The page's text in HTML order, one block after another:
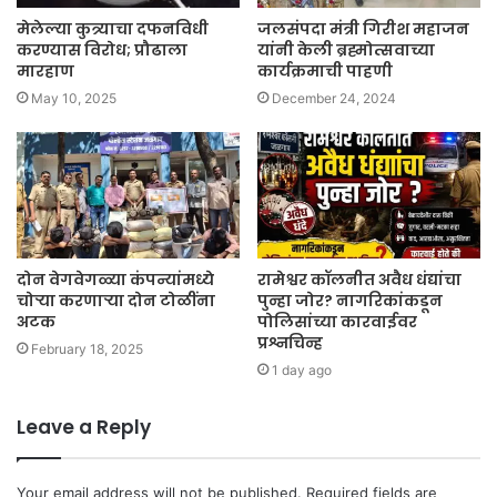
मेलेल्या कुत्र्याचा दफनविधी
करण्यास विरोध; प्रौढाला
मारहाण
May 10, 2025
जलसंपदा मंत्री गिरीश महाजन
यांनी केली ब्रह्मोत्सवाच्या
कार्यक्रमाची पाहणी
December 24, 2024
दोन वेगवेगळ्या कंपन्यांमध्ये
चोऱ्या करणाऱ्या दोन टोळींना
अटक
February 18, 2025
रामेश्वर कॉलनीत अवैध धंद्यांचा
पुन्हा जोर? नागरिकांकडून
पोलिसांच्या कारवाईवर
प्रश्नचिन्ह
1 day ago
Leave a Reply
Your email address will not be published. Required fields are